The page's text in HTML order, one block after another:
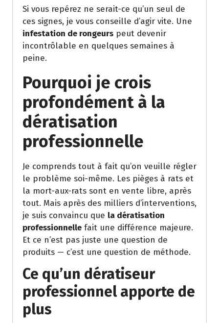
Si vous repérez ne serait-ce qu’un seul de
ces signes, je vous conseille d’agir vite. Une
infestation de rongeurs peut devenir
incontrôlable en quelques semaines à
peine.
Pourquoi je crois
profondément à la
dératisation
professionnelle
Je comprends tout à fait qu’on veuille régler
le problème soi-même. Les pièges à rats et
la mort-aux-rats sont en vente libre, après
tout. Mais après des milliers d’interventions,
je suis convaincu que la dératisation
professionnelle fait une différence majeure.
Et ce n’est pas juste une question de
produits — c’est une question de méthode.
Ce qu’un dératiseur
professionnel apporte de
plus